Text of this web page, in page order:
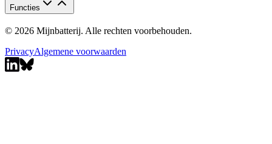
Functies
© 2026 Mijnbatterij. Alle rechten voorbehouden.
PrivacyAlgemene voorwaarden